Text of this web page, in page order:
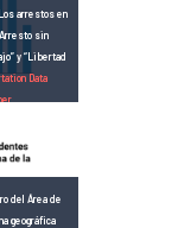
arrestos en
sin
y “Libertad
Data
del Área de
geográfica